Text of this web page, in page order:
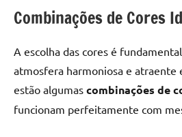
Combinações de Cores
A escolha das cores é
atmosfera harmoniosa e atraente
estão algumas combinações de
funcionam perfeitamente com